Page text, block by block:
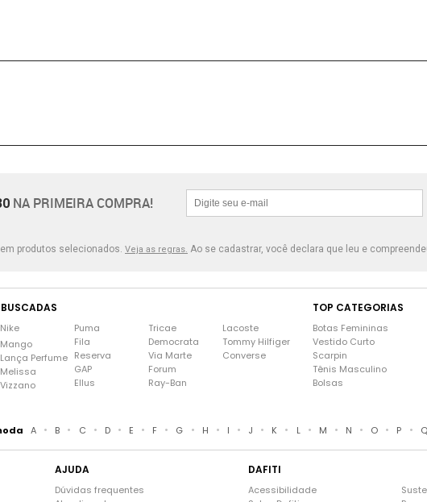
NA PRIMEIRA COMPRA!
produtos selecionados. Veja as regras. Ao se cadastrar, você declara que leu e
Nike
Mango
Lança Perfume
Melissa
Vizzano
Puma
Fila
Reserva
GAP
Ellus
Tricae
Democrata
Via Marte
Forum
Ray-Ban
Lacoste
Tommy Hilfiger
Converse
TOP CATEGORIAS
Botas Femininas
Vestido Curto
Scarpin
Tênis Masculino
Bolsas
A • B • C • D • E • F • G • H • I • J • K • L • M • N • O • P • Q
AJUDA
Dúvidas frequentes
DAFITI
Acessibilidade